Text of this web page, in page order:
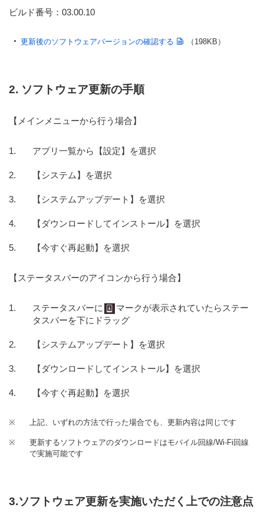
ビルド番号：03.00.10
更新後のソフトウェアバージョンの確認する （198KB）
2. ソフトウェア更新の手順
【メインメニューから行う場合】
アプリ一覧から【設定】を選択
【システム】を選択
【システムアップデート】を選択
【ダウンロードしてインストール】を選択
【今すぐ再起動】を選択
【ステータスバーのアイコンから行う場合】
ステータスバーに
マークが表示されていたらステー
タスバーを下にドラッグ
【システムアップデート】を選択
【ダウンロードしてインストール】を選択
【今すぐ再起動】を選択
※ 上記、いずれの方法で行った場合でも、更新内容は同じです
※
更新するソフトウェアのダウンロードはモバイル回線/Wi-Fi回線
で実施可能です
3.ソフトウェア更新を実施いただく上での注意点